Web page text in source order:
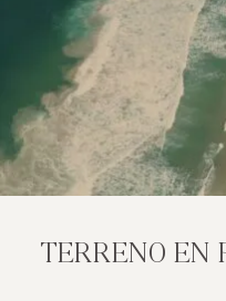
TERRENO EN